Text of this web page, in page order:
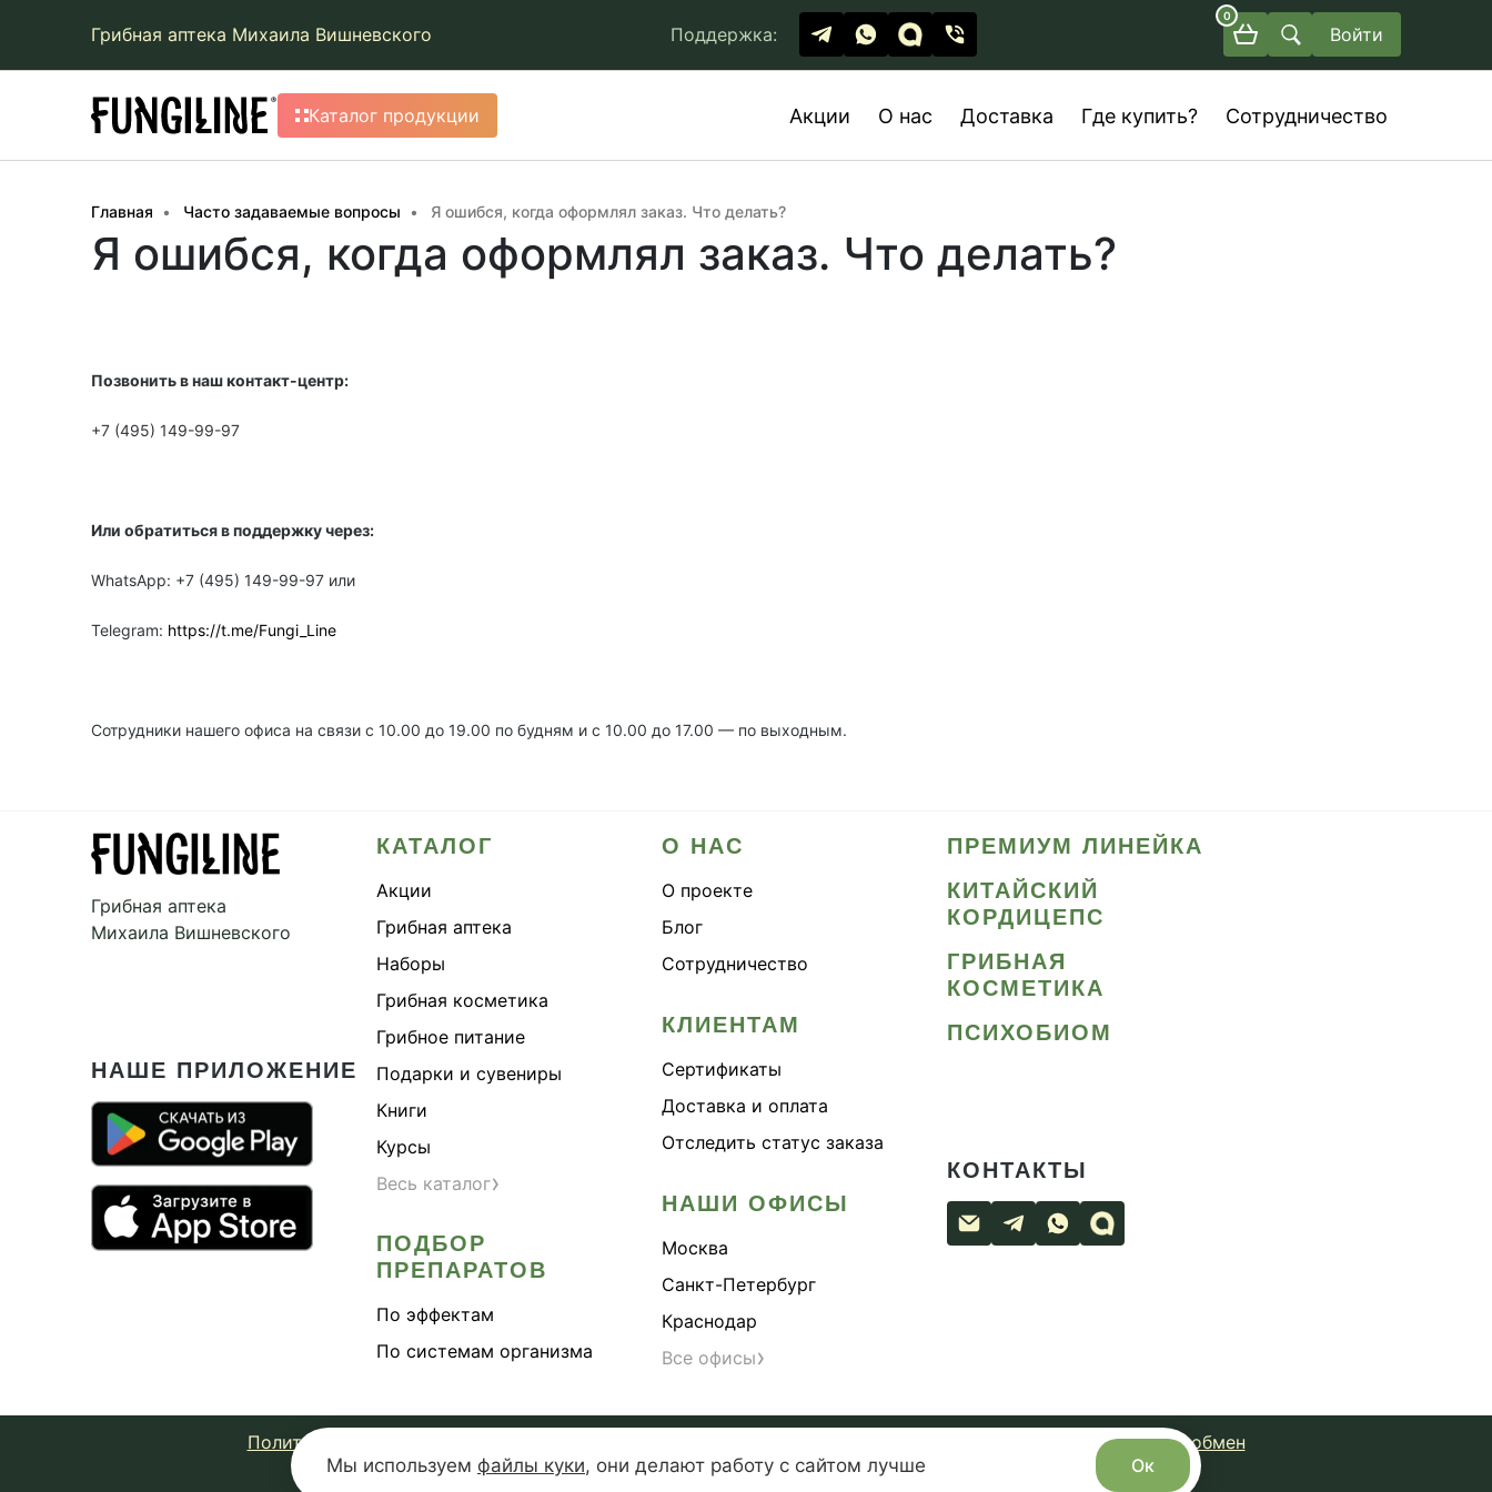
Грибная аптека Михаила Вишневского Поддержка:
0
Войти
Каталог продукции Акции О нас Доставка Где купить? Сотрудничество
Главная Часто задаваемые вопросы Я ошибся, когда оформлял заказ. Что делать?
Я ошибся, когда оформлял заказ. Что делать?
Позвонить в наш контакт-центр:
+7 (495) 149-99-97
Или обратиться в поддержку через:
WhatsApp: +7 (495) 149-99-97 или
Telegram: https://t.me/Fungi_Line
Сотрудники нашего офиса на связи с 10.00 до 19.00 по будням и с 10.00 до 17.00 — по выходным.
Грибная аптека
Михаила Вишневского
НАШЕ ПРИЛОЖЕНИЕ
КАТАЛОГ
Акции
Грибная аптека
Наборы
Грибная косметика
Грибное питание
Подарки и сувениры
Книги
Курсы
Весь каталог›
ПОДБОР
ПРЕПАРАТОВ
По эффектам
По системам организма
О НАС
О проекте
Блог
Сотрудничество
КЛИЕНТАМ
Сертификаты
Доставка и оплата
Отследить статус заказа
НАШИ ОФИСЫ
Москва
Санкт-Петербург
Краснодар
Все офисы›
ПРЕМИУМ ЛИНЕЙКА
КИТАЙСКИЙ
КОРДИЦЕПС
ГРИБНАЯ
КОСМЕТИКА
ПСИХОБИОМ
КОНТАКТЫ
Политика конфиденциальности Возврат и обмен
© 2026 Fungiline — зарегистрированная торговая марка. Копирование материалов с сайта запрещено.
Мы используем файлы куки, они делают работу с сайтом лучше Ок